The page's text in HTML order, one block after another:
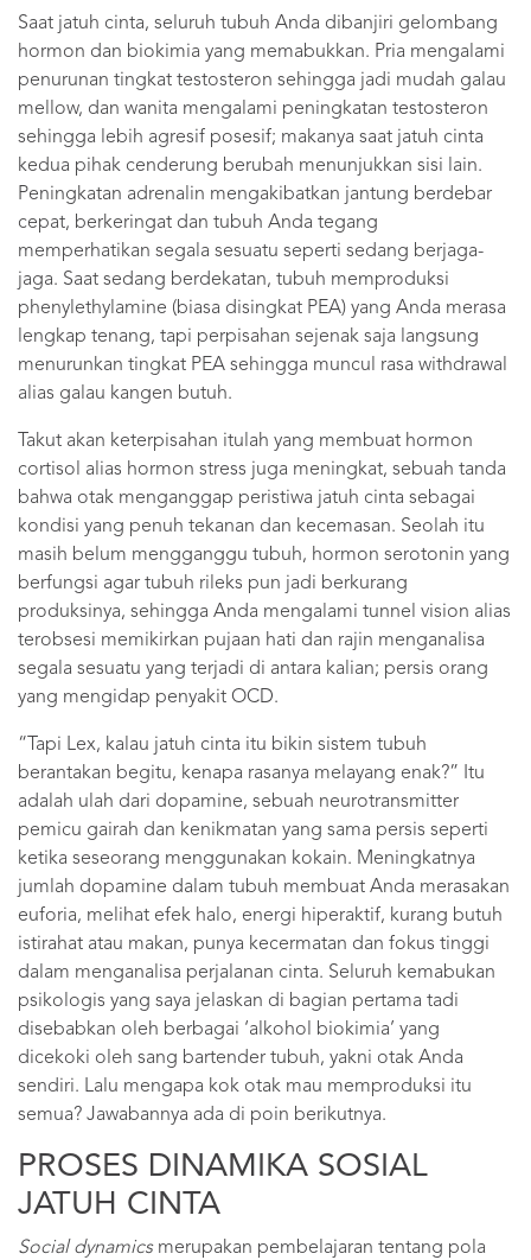
Saat jatuh cinta, seluruh tubuh Anda dibanjiri gelombang
hormon dan biokimia yang memabukkan. Pria mengalami
penurunan tingkat testosteron sehingga jadi mudah galau
mellow, dan wanita mengalami peningkatan testosteron
sehingga lebih agresif posesif; makanya saat jatuh cinta
kedua pihak cenderung berubah menunjukkan sisi lain.
Peningkatan adrenalin mengakibatkan jantung berdebar
cepat, berkeringat dan tubuh Anda tegang
memperhatikan segala sesuatu seperti sedang berjaga-
jaga. Saat sedang berdekatan, tubuh memproduksi
phenylethylamine (biasa disingkat PEA) yang Anda merasa
lengkap tenang, tapi perpisahan sejenak saja langsung
menurunkan tingkat PEA sehingga muncul rasa withdrawal
alias galau kangen butuh.
Takut akan keterpisahan itulah yang membuat hormon
cortisol alias hormon stress juga meningkat, sebuah tanda
bahwa otak menganggap peristiwa jatuh cinta sebagai
kondisi yang penuh tekanan dan kecemasan. Seolah itu
masih belum mengganggu tubuh, hormon serotonin yang
berfungsi agar tubuh rileks pun jadi berkurang
produksinya, sehingga Anda mengalami tunnel vision alias
terobsesi memikirkan pujaan hati dan rajin menganalisa
segala sesuatu yang terjadi di antara kalian; persis orang
yang mengidap penyakit OCD.
“Tapi Lex, kalau jatuh cinta itu bikin sistem tubuh
berantakan begitu, kenapa rasanya melayang enak?” Itu
adalah ulah dari dopamine, sebuah neurotransmitter
pemicu gairah dan kenikmatan yang sama persis seperti
ketika seseorang menggunakan kokain. Meningkatnya
jumlah dopamine dalam tubuh membuat Anda merasakan
euforia, melihat efek halo, energi hiperaktif, kurang butuh
istirahat atau makan, punya kecermatan dan fokus tinggi
dalam menganalisa perjalanan cinta. Seluruh kemabukan
psikologis yang saya jelaskan di bagian pertama tadi
disebabkan oleh berbagai ‘alkohol biokimia’ yang
dicekoki oleh sang bartender tubuh, yakni otak Anda
sendiri. Lalu mengapa kok otak mau memproduksi itu
semua? Jawabannya ada di poin berikutnya.
PROSES DINAMIKA SOSIAL
JATUH CINTA
Social dynamicsmerupakan pembelajaran tentang pola